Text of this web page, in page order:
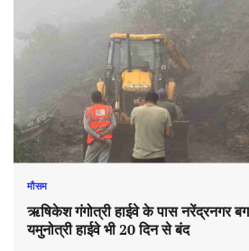
मौसम
ऋषिकेश गंगोत्री हाईवे के पास नरेंद्रनगर
यमुनोत्री हाईवे भी 20 दिन से बंद